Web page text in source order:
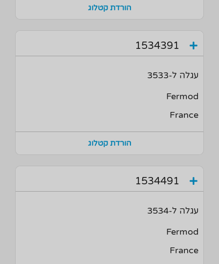
הורדת קטלוג
1534391
עגלה ל-3533
Fermod
France
הורדת קטלוג
1534491
עגלה ל-3534
Fermod
France